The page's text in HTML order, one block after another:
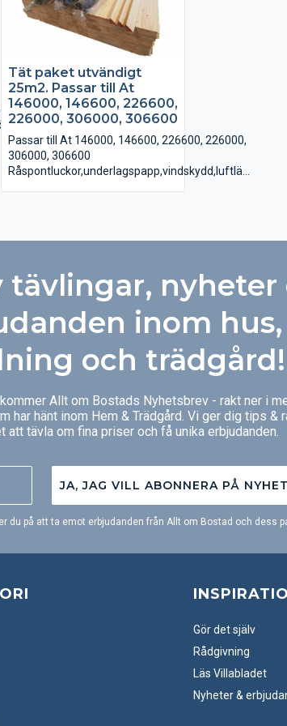
längd 6m
Tät paket utvändigt
25m2. Passar till At
146000, 146600, 226600,
226000, 306000, 306600
Passar till At 146000, 146600, 226600, 226000,
306000, 306600
Råspontluckor,underlagspapp,vindskydd,luftläkt.
Underlagspapp Coverall
tävlingar, nyheter
inom hus,
och trädgård!
Allt om Bostads Nyhetsbrev - rakt ner i
har hänt inom Hem & Trädgård. Vi ger dig tips &
att tävla om fina priser och få unika erbjudanden.
JA, JAG VILL ABONNERA PÅ
du på att ta emot erbjudanden från Allt om Bostad och dess
Gör det själv
Rådgivning
Läs Villabladet
Nyheter &